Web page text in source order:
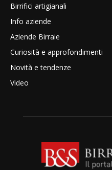
Birrifici artigianali
Info aziende
Aziende Birraie
Curiosità e approfondimenti
Novità e tendenze
Video